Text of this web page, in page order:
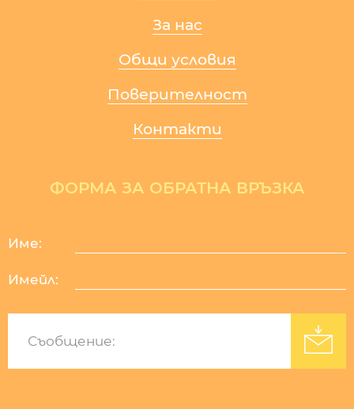
За нас
Общи условия
Поверителност
Контакти
ФОРМА ЗА ОБРАТНА ВРЪЗКА
Име:
Имейл:
Изработка на уеб сайт